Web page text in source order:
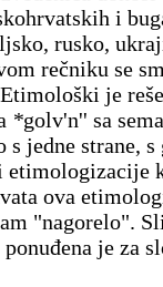
i
rusko,
rečniku se
je
*golv'n'' sa
jedne strane,
ova
"nagorelo".
je za